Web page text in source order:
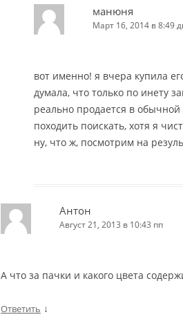
манюня
Март 16, 2014 в 8:49
вот именно! я вчера купила
думала, что только по инету
реально продается в
походить поискать, хотя я
ну, что ж, посмотрим на
Антон
Август 21, 2013 в 10:43 пп
А что за пачки и какого цвета
Ответить ↓